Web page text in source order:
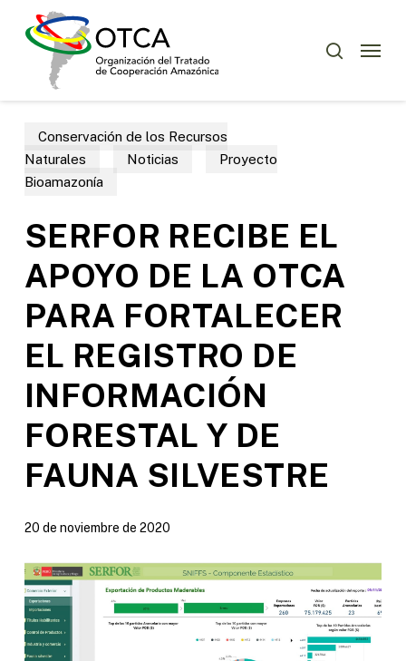
Menu
Conservación de los Recursos
Naturales
Noticias
Proyecto
Bioamazonía
SERFOR RECIBE EL
APOYO DE LA OTCA
PARA FORTALECER
EL REGISTRO DE
INFORMACIÓN
FORESTAL Y DE
FAUNA SILVESTRE
20 de noviembre de 2020